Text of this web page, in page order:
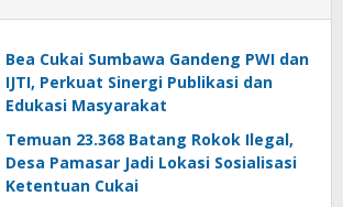
Bea Cukai Sumbawa Gandeng PWI dan
IJTI, Perkuat Sinergi Publikasi dan
Edukasi Masyarakat
Temuan 23.368 Batang Rokok Ilegal,
Desa Pamasar Jadi Lokasi Sosialisasi
Ketentuan Cukai